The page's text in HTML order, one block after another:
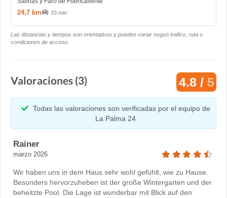
24,7 km 33 min
Las distancias y tiempos son orientativos y pueden variar segun trafico, ruta o
condiciones de acceso.
Valoraciones (3) 4.8 / 5
Todas las valoraciones son verificadas por el equipo de
La Palma 24
Rainer
marzo 2026
Wir haben uns in dem Haus sehr wohl gefühlt, wie zu Hause.
Besonders hervorzuheben ist der große Wintergarten und der
beheitzte Pool. Die Lage ist wunderbar mit Blick auf den